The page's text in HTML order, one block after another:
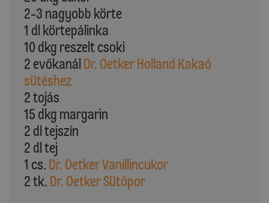
2-3 nagyobb körte
1 dl körtepálinka
10 dkg reszelt csoki
2 evőkanálDr. Oetker Holland Kakaó
sütéshez
2 tojás
15 dkg margarin
2 dl tejszín
2 dl tej
1 cs. Dr. Oetker Vanillincukor
2 tk. Dr. Oetker Sütőpor